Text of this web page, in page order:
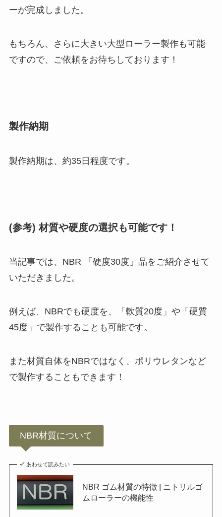
ーが完成しました。
もちろん、さらに大きい大型ローラー製作も可能
ですので、ご依頼をお待ちしております！
製作納期
製作納期は、約35日程度です。
(参考) 材質や硬度の選択も可能です！
当記事では、NBR 「硬度30度」品をご紹介させて
いただきました。
例えば、 NBRでも硬度を、「軟質20度」や「硬質
45度」で製作することも可能です。
また材質自体をNBRではなく、ポリウレタンなど
で製作することもできます ！
NBR材質について
あわせて読みたい
NBR ゴム材質の特徴 | ニトリルゴ
ムローラーの機能性